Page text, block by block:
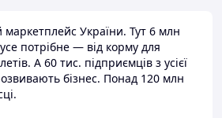
України. Тут 6 млн
потрібне — від корму для
А 60 тис. підприємців з усієї
бізнес. Понад 120 млн